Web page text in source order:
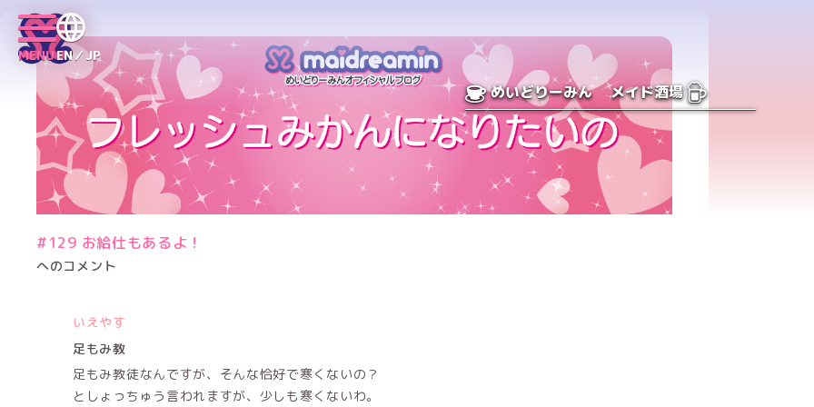
MENUEN／JP
めいどりーみん メイド酒場
#129 お給仕もあるよ！
へのコメント
いえやす
足もみ教
足もみ教徒なんですが、そんな恰好で寒くないの？
としょっちゅう言われますが、少しも寒くないわ。